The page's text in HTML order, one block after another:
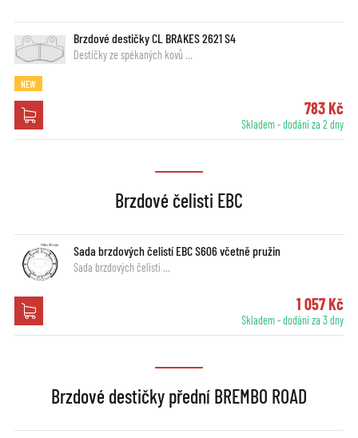
Brzdové destičky CL BRAKES 2621 S4
Destičky ze spékaných kovů …
NEW
783 Kč
Skladem - dodání za 2 dny
Brzdové čelisti EBC
Sada brzdových čelistí EBC S606 včetně pružin
Sada brzdových čelistí …
1 057 Kč
Skladem - dodání za 3 dny
Brzdové destičky přední BREMBO ROAD